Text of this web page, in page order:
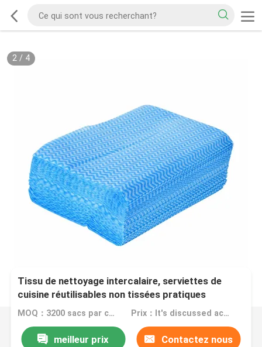
2/ 4
Tissu de nettoyage intercalaire, serviettes de
cuisine réutilisables non tissées pratiques
MOQ：3200 sacs par couleur Prix：It's discussed according to your detailed requirements
meilleur prix Contactez nous